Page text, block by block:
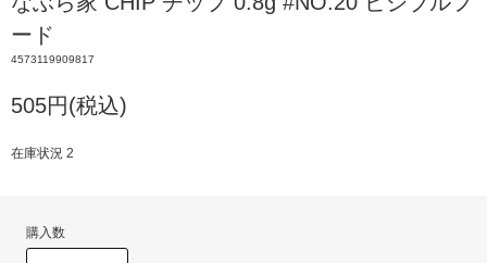
ード
4573119909817
505円(税込)
在庫状況 2
購入数